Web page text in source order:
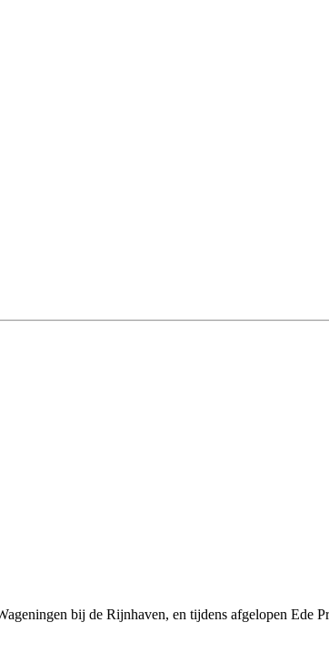
bij de Rijnhaven, en tijdens afgelopen Ede